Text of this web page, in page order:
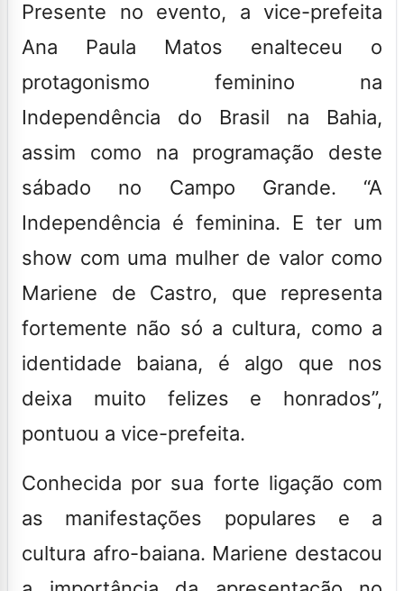
Presente no evento, a vice-prefeita
Ana Paula Matos enalteceu o
protagonismo feminino na
Independência do Brasil na Bahia,
assim como na programação deste
sábado no Campo Grande. “A
Independência é feminina. E ter um
show com uma mulher de valor como
Mariene de Castro, que representa
fortemente não só a cultura, como a
identidade baiana, é algo que nos
deixa muito felizes e honrados”,
pontuou a vice-prefeita.
Conhecida por sua forte ligação com
as manifestações populares e a
cultura afro-baiana. Mariene destacou